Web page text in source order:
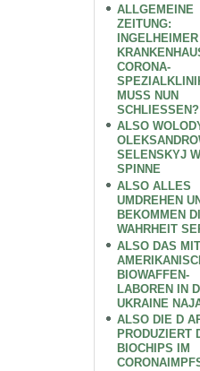
ALLGEMEINE
ZEITUNG:
INGELHEIMER
CORONA-
MUSS NUN
SCHLIESSEN?
ALSO
SELENSKYJ
SPINNE
ALSO ALLES
UMDREHEN
BEKOMMEN
WAHRHEIT
ALSO DAS
BIOWAFFEN-
LABOREN IN
UKRAINE
ALSO DIE D
PRODUZIERT
BIOCHIPS IM